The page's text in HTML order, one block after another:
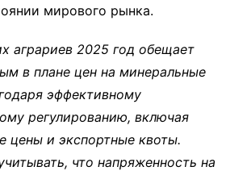
мирового рынка.
аграриев 2025 год обещает
в плане цен на минеральные
эффективному
регулированию, включая
цены и экспортные квоты.
что напряженность на